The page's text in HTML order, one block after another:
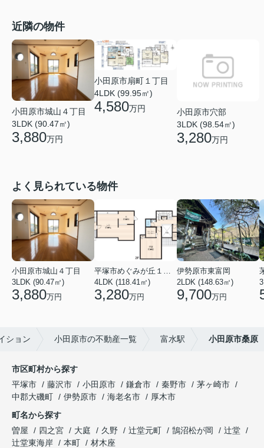
近隣の物件
小田原市城山４丁目
3LDK (90.47㎡)
3,880万円
小田原市扇町１丁目
4LDK (99.95㎡)
4,580万円
小田原市穴部
3LDK (98.54㎡)
3,280万円
よく見られている物件
小田原市城山４丁目
3LDK (90.47㎡)
3,880万円
4LDK (118.41㎡)
3,280万円
伊勢原市東富岡
2LDK (148.63㎡)
9,700万円
ション 小田原市の不動産一覧 富水駅 小田原市桑原
市区町村から探す
平塚市
藤沢市 小田原市 鎌倉市 秦野市
茅ヶ崎市
中郡大磯町
伊勢原市 海老名市
厚木市
町名から探す
曽屋
四之宮 大庭 久野 辻堂元町 鵠沼松が岡
辻堂
辻堂東海岸
本町
材木座